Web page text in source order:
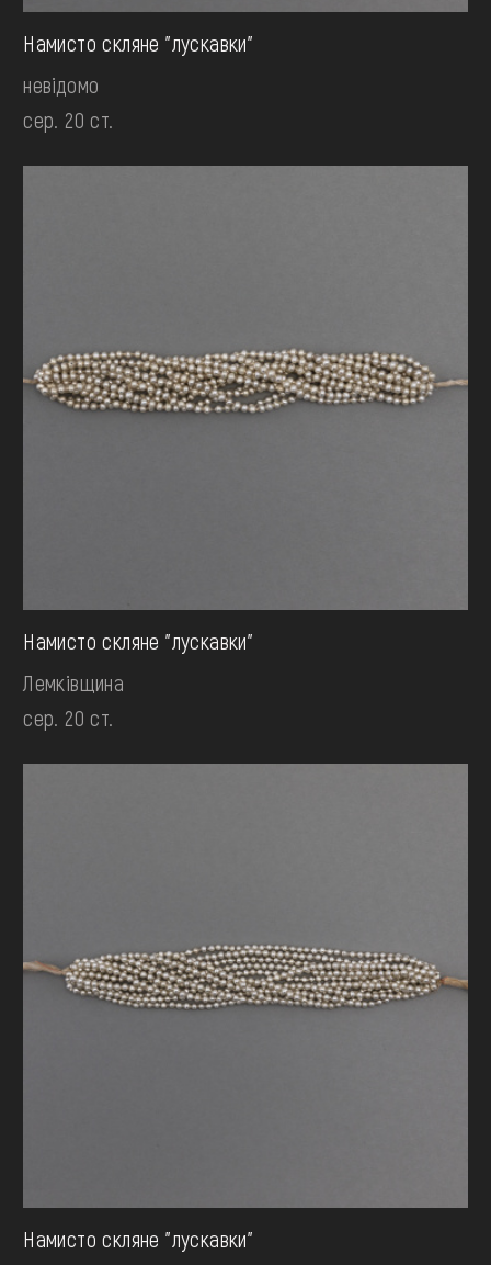
Намисто скляне "лускавки"
невідомо
сер. 20 ст.
Намисто скляне "лускавки"
Лемківщина
сер. 20 ст.
Намисто скляне "лускавки"